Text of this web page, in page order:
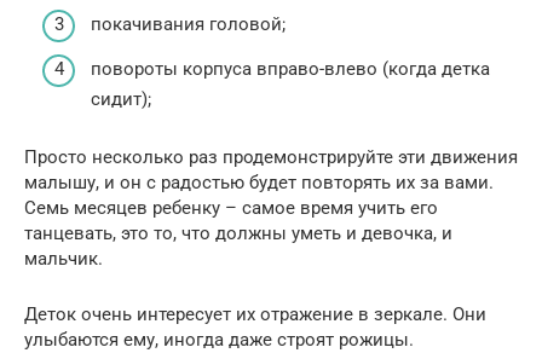
покачивания головой;
повороты корпуса вправо-влево (когда детка
сидит);
Просто несколько раз продемонстрируйте эти движения
малышу, и он с радостью будет повторять их за вами.
Семь месяцев ребенку – самое время учить его
танцевать, это то, что должны уметь и девочка, и
мальчик.
Деток очень интересует их отражение в зеркале. Они
улыбаются ему, иногда даже строят рожицы.